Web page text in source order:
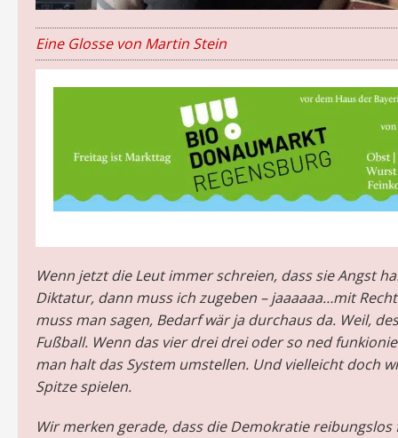
Eine Glosse von Martin Stein
Wenn jetzt die Leut immer schreien, dass sie Angst
Diktatur, dann muss ich zugeben – jaaaaaa…mit
muss man sagen, Bedarf wär ja durchaus da. Weil,
Fußball. Wenn das vier drei drei oder so ned
man halt das System umstellen. Und vielleicht doch
Spitze spielen.
Wir merken gerade, dass die Demokratie